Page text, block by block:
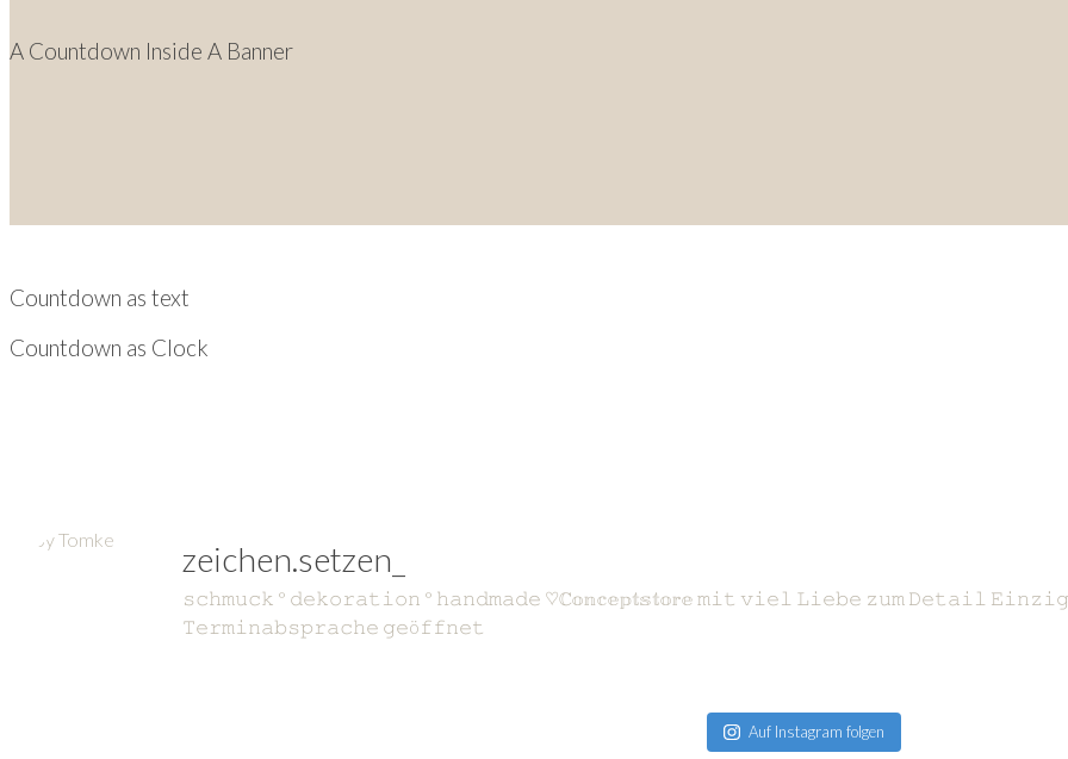
A Countdown Inside A Banner
Countdown as text
Countdown as Clock
zeichen.setzen_
𝚜𝚌𝚑𝚖𝚞𝚌𝚔 ° 𝚍𝚎𝚔𝚘𝚛𝚊𝚝𝚒𝚘𝚗 ° 𝚑𝚊𝚗𝚍𝚖𝚊𝚍𝚎 ♡ℂ𝕠𝕟𝕔𝕖𝕡𝕥𝕤𝕥𝕠𝕣𝕖 𝚖𝚒𝚝 𝚟𝚒𝚎𝚕 𝙻𝚒𝚎𝚋𝚎 𝚣𝚞𝚖 𝙳𝚎𝚝𝚊𝚒𝚕
𝚃𝚎𝚛𝚖𝚒𝚗𝚊𝚋𝚜𝚙𝚛𝚊𝚌𝚑𝚎 𝚐𝚎ö𝚏𝚏𝚗𝚎𝚝
Auf Instagram folgen